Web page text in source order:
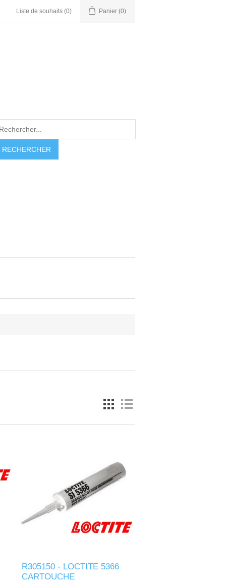
Liste de souhaits (0) Panier (0)
RECHERCHER
R305150 - LOCTITE 5366
CARTOUCHE